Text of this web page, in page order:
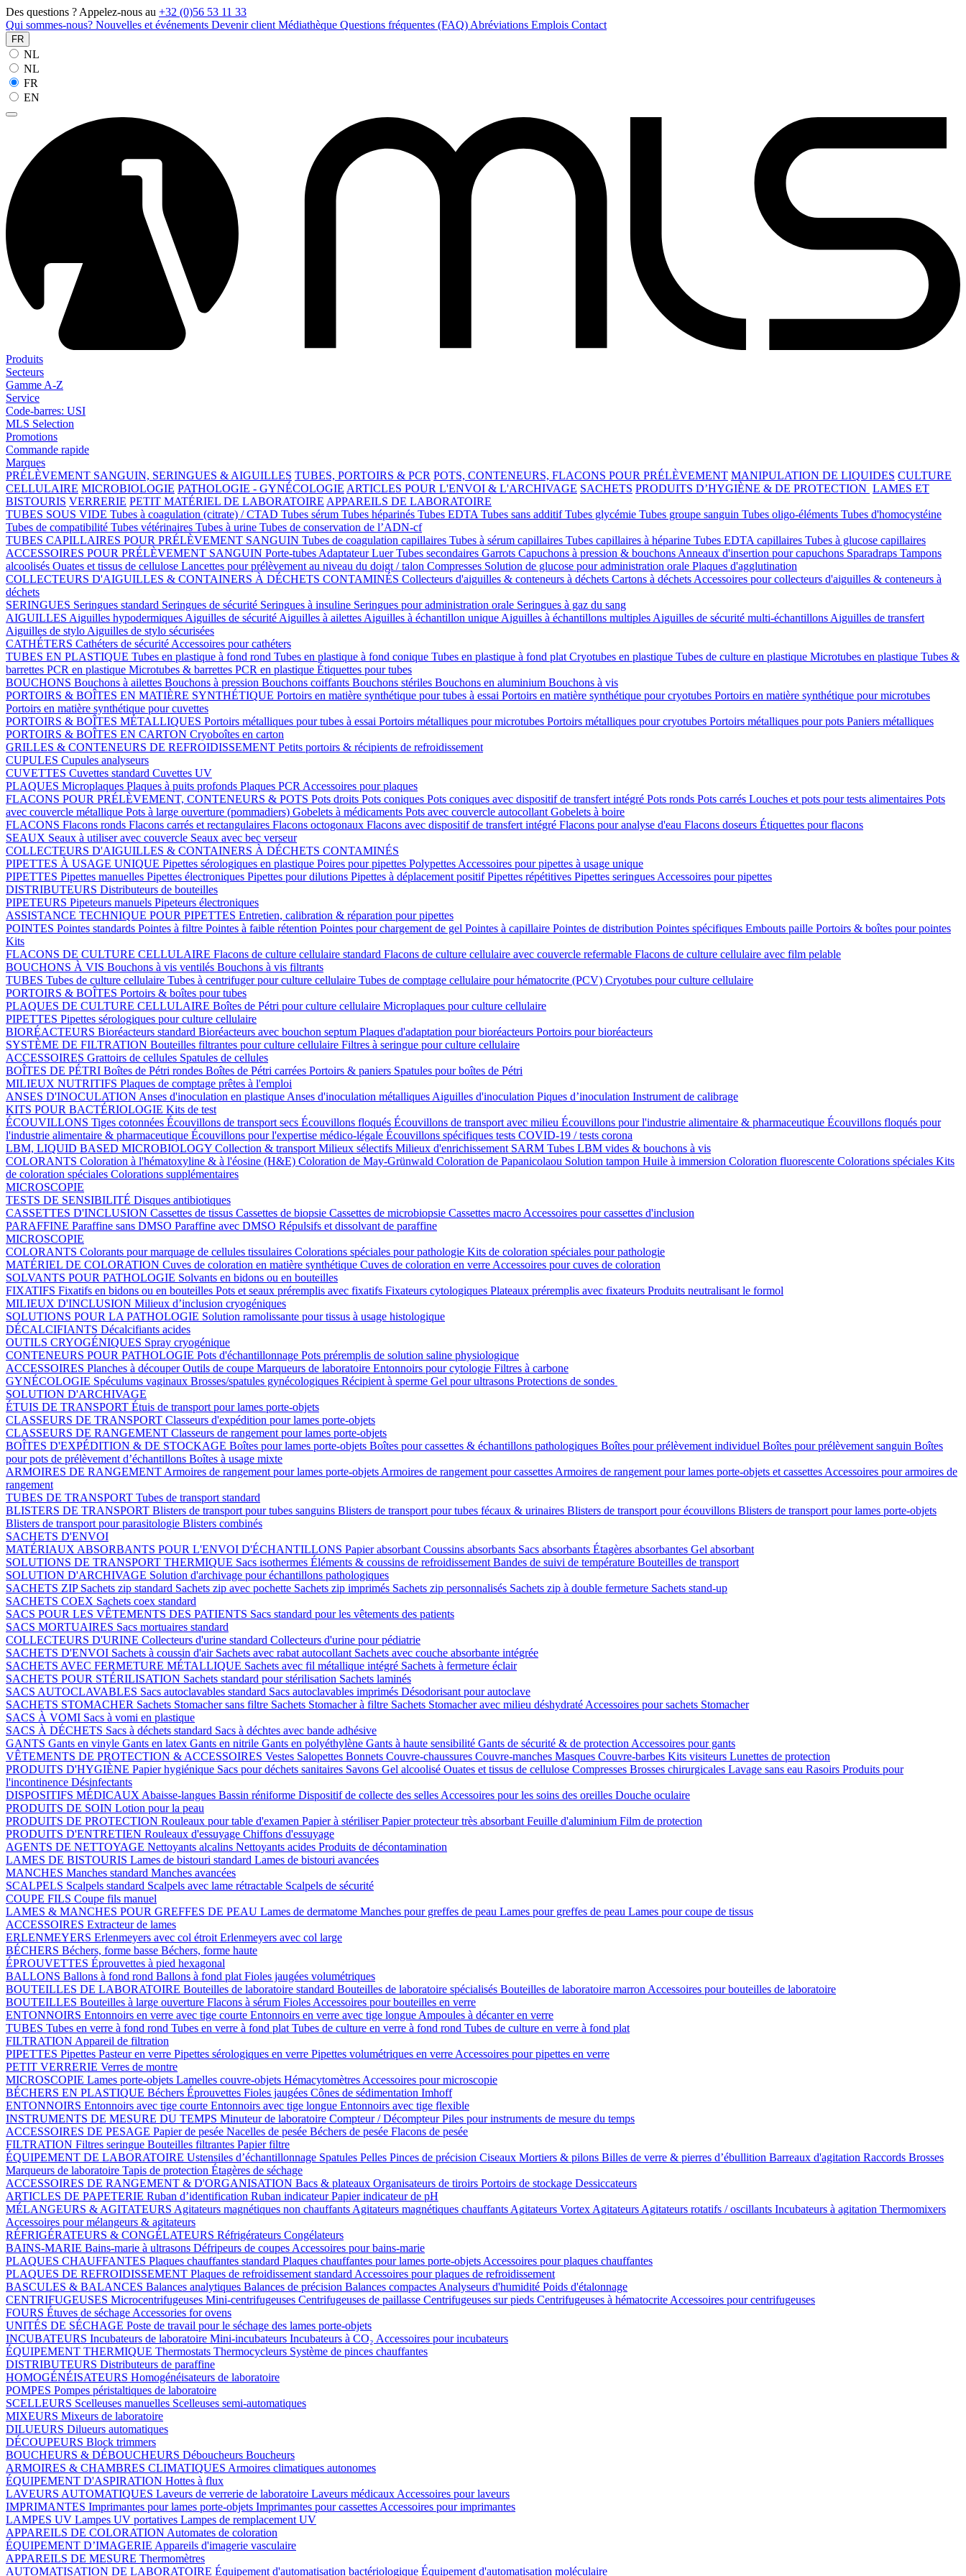
Des questions ? Appelez-nous au +32 (0)56 53 11 33
Qui sommes-nous? Nouvelles et événements Devenir client Médiathèque Questions fréquentes (FAQ) Abréviations Emplois Contact
FR
NL
NL
FR
EN
Produits
Secteurs
Gamme A-Z
Service
Code-barres: USI
MLS Selection
Promotions
Commande rapide
Marques
PRÉLÈVEMENT SANGUIN, SERINGUES & AIGUILLES TUBES, PORTOIRS & PCR POTS, CONTENEURS, FLACONS POUR PRÉLÈVEMENT MANIPULATION DE LIQUIDES CULTURE
CELLULAIRE MICROBIOLOGIE PATHOLOGIE - GYNÉCOLOGIE ARTICLES POUR L'ENVOI & L'ARCHIVAGE SACHETS PRODUITS D’HYGIÈNE & DE PROTECTION LAMES ET
BISTOURIS VERRERIE PETIT MATÉRIEL DE LABORATOIRE APPAREILS DE LABORATOIRE
TUBES SOUS VIDE Tubes à coagulation (citrate) / CTAD Tubes sérum Tubes héparinés Tubes EDTA Tubes sans additifTubes glycémie Tubes groupe sanguin Tubes oligo-éléments Tubes d'homocystéine
Tubes de compatibilité Tubes vétérinaires Tubes à urine Tubes de conservation de l’ADN-cf
TUBES CAPILLAIRES POUR PRÉLÈVEMENT SANGUIN Tubes de coagulation capillaires Tubes à sérum capillaires Tubes capillaires à héparine Tubes EDTA capillaires Tubes à glucose capillaires
ACCESSOIRES POUR PRÉLÈVEMENT SANGUIN Porte-tubes Adaptateur LuerTubes secondaires Garrots Capuchons à pression & bouchons Anneaux d'insertion pour capuchons Sparadraps Tampons
alcoolisés Ouates et tissus de cellulose Lancettes pour prélèvement au niveau du doigt / talon Compresses Solution de glucose pour administration orale Plaques d'agglutination
COLLECTEURS D'AIGUILLES & CONTAINERS À DÉCHETS CONTAMINÉS Collecteurs d'aiguilles & conteneurs à déchets Cartons à déchets Accessoires pour collecteurs d'aiguilles & conteneurs à
déchets
SERINGUES Seringues standard Seringues de sécurité Seringues à insuline Seringues pour administration orale Seringues à gaz du sang
AIGUILLES Aiguilles hypodermiques Aiguilles de sécurité Aiguilles à ailettes Aiguilles à échantillon unique Aiguilles à échantillons multiples Aiguilles de sécurité multi-échantillons Aiguilles de transfert
Aiguilles de stylo Aiguilles de stylo sécurisées
CATHÉTERS Cathéters de sécurité Accessoires pour cathéters
TUBES EN PLASTIQUE Tubes en plastique à fond rond Tubes en plastique à fond conique Tubes en plastique à fond plat Cryotubes en plastique Tubes de culture en plastique Microtubes en plastique Tubes &
barrettes PCR en plastique Microtubes & barrettes PCR en plastique Étiquettes pour tubes
BOUCHONS Bouchons à ailettes Bouchons à pression Bouchons coiffants Bouchons stériles Bouchons en aluminium Bouchons à vis
PORTOIRS & BOÎTES EN MATIÈRE SYNTHÉTIQUE Portoirs en matière synthétique pour tubes à essai Portoirs en matière synthétique pour cryotubes Portoirs en matière synthétique pour microtubes
Portoirs en matière synthétique pour cuvettes
PORTOIRS & BOÎTES MÉTALLIQUES Portoirs métalliques pour tubes à essai Portoirs métalliques pour microtubes Portoirs métalliques pour cryotubes Portoirs métalliques pour pots Paniers métalliques
PORTOIRS & BOÎTES EN CARTON Cryoboîtes en carton
GRILLES & CONTENEURS DE REFROIDISSEMENT Petits portoirs & récipients de refroidissement
CUPULES Cupules analyseurs
CUVETTES Cuvettes standard Cuvettes UV
PLAQUES Microplaques Plaques à puits profonds Plaques PCR Accessoires pour plaques
FLACONS POUR PRÉLÈVEMENT, CONTENEURS & POTS Pots droits Pots coniques Pots coniques avec dispositif de transfert intégré Pots ronds Pots carrés Louches et pots pour tests alimentaires Pots
avec couvercle métallique Pots à large ouverture (pommadiers) Gobelets à médicaments Pots avec couvercle autocollant Gobelets à boire
FLACONS Flacons ronds Flacons carrés et rectangulaires Flacons octogonaux Flacons avec dispositif de transfert intégré Flacons pour analyse d'eau Flacons doseurs Étiquettes pour flacons
SEAUX Seaux à utiliser avec couvercle Seaux avec bec verseur
COLLECTEURS D'AIGUILLES & CONTAINERS À DÉCHETS CONTAMINÉS
PIPETTES À USAGE UNIQUE Pipettes sérologiques en plastique Poires pour pipettes Polypettes Accessoires pour pipettes à usage unique
PIPETTES Pipettes manuelles Pipettes électroniques Pipettes pour dilutions Pipettes à déplacement positifPipettes répétitives Pipettes seringues Accessoires pour pipettes
DISTRIBUTEURS Distributeurs de bouteilles
PIPETEURS Pipeteurs manuels Pipeteurs électroniques
ASSISTANCE TECHNIQUE POUR PIPETTES Entretien, calibration & réparation pour pipettes
POINTES Pointes standards Pointes à filtre Pointes à faible rétention Pointes pour chargement de gel Pointes à capillaire Pointes de distribution Pointes spécifiques Embouts paille Portoirs & boîtes pour pointes
Kits
FLACONS DE CULTURE CELLULAIRE Flacons de culture cellulaire standard Flacons de culture cellulaire avec couvercle refermable Flacons de culture cellulaire avec film pelable
BOUCHONS À VIS Bouchons à vis ventilés Bouchons à vis filtrants
TUBES Tubes de culture cellulaire Tubes à centrifuger pour culture cellulaire Tubes de comptage cellulaire pour hématocrite (PCV) Cryotubes pour culture cellulaire
PORTOIRS & BOÎTES Portoirs & boîtes pour tubes
PLAQUES DE CULTURE CELLULAIRE Boîtes de Pétri pour culture cellulaire Microplaques pour culture cellulaire
PIPETTES Pipettes sérologiques pour culture cellulaire
BIORÉACTEURS Bioréacteurs standard Bioréacteurs avec bouchon septum Plaques d'adaptation pour bioréacteurs Portoirs pour bioréacteurs
SYSTÈME DE FILTRATION Bouteilles filtrantes pour culture cellulaire Filtres à seringue pour culture cellulaire
ACCESSOIRES Grattoirs de cellules Spatules de cellules
BOÎTES DE PÉTRI Boîtes de Pétri rondes Boîtes de Pétri carrées Portoirs & paniers Spatules pour boîtes de Pétri
MILIEUX NUTRITIFS Plaques de comptage prêtes à l'emploi
ANSES D'INOCULATION Anses d'inoculation en plastique Anses d'inoculation métalliques Aiguilles d'inoculation Piques d’inoculation Instrument de calibrage
KITS POUR BACTÉRIOLOGIE Kits de test
ÉCOUVILLONS Tiges cotonnées Écouvillons de transport secs Écouvillons floqués Écouvillons de transport avec milieu Écouvillons pour l'industrie alimentaire & pharmaceutique Écouvillons floqués pour
l'industrie alimentaire & pharmaceutique Écouvillons pour l'expertise médico-légale Écouvillons spécifiques tests COVID-19 / tests corona
LBM, LIQUID BASED MICROBIOLOGY Collection & transport Milieux sélectifs Milieux d'enrichissement SARM Tubes LBM vides & bouchons à vis
COLORANTS Coloration à l'hématoxyline & à l'éosine (H&E) Coloration de May-Grünwald Coloration de Papanicolaou Solution tampon Huile à immersion Coloration fluorescente Colorations spéciales Kits
de coloration spéciales Colorations supplémentaires
MICROSCOPIE
TESTS DE SENSIBILITÉ Disques antibiotiques
CASSETTES D'INCLUSION Cassettes de tissus Cassettes de biopsie Cassettes de microbiopsie Cassettes macro Accessoires pour cassettes d'inclusion
PARAFFINE Paraffine sans DMSO Paraffine avec DMSO Répulsifs et dissolvant de paraffine
MICROSCOPIE
COLORANTS Colorants pour marquage de cellules tissulaires Colorations spéciales pour pathologie Kits de coloration spéciales pour pathologie
MATÉRIEL DE COLORATION Cuves de coloration en matière synthétique Cuves de coloration en verre Accessoires pour cuves de coloration
SOLVANTS POUR PATHOLOGIE Solvants en bidons ou en bouteilles
FIXATIFS Fixatifs en bidons ou en bouteilles Pots et seaux préremplis avec fixatifs Fixateurs cytologiques Plateaux préremplis avec fixateurs Produits neutralisant le formol
MILIEUX D'INCLUSION Milieux d’inclusion cryogéniques
SOLUTIONS POUR LA PATHOLOGIE Solution ramolissante pour tissus à usage histologique
DÉCALCIFIANTS Décalcifiants acides
OUTILS CRYOGÉNIQUES Spray cryogénique
CONTENEURS POUR PATHOLOGIE Pots d'échantillonnage Pots préremplis de solution saline physiologique
ACCESSOIRES Planches à découperOutils de coupe Marqueurs de laboratoire Entonnoirs pour cytologie Filtres à carbone
GYNÉCOLOGIE Spéculums vaginaux Brosses/spatules gynécologiques Récipient à sperme Gel pour ultrasons Protections de sondes
SOLUTION D'ARCHIVAGE
ÉTUIS DE TRANSPORT Étuis de transport pour lames porte-objets
CLASSEURS DE TRANSPORT Classeurs d'expédition pour lames porte-objets
CLASSEURS DE RANGEMENT Classeurs de rangement pour lames porte-objets
BOÎTES D'EXPÉDITION & DE STOCKAGE Boîtes pour lames porte-objets Boîtes pour cassettes & échantillons pathologiques Boîtes pour prélèvement individuel Boîtes pour prélèvement sanguin Boîtes
pour pots de prélèvement d’échantillons Boîtes à usage mixte
ARMOIRES DE RANGEMENT Armoires de rangement pour lames porte-objets Armoires de rangement pour cassettes Armoires de rangement pour lames porte-objets et cassettes Accessoires pour armoires de
rangement
TUBES DE TRANSPORT Tubes de transport standard
BLISTERS DE TRANSPORT Blisters de transport pour tubes sanguins Blisters de transport pour tubes fécaux & urinaires Blisters de transport pour écouvillons Blisters de transport pour lames porte-objets
Blisters de transport pour parasitologie Blisters combinés
SACHETS D'ENVOI
MATÉRIAUX ABSORBANTS POUR L'ENVOI D'ÉCHANTILLONS Papier absorbant Coussins absorbants Sacs absorbants Étagères absorbantes Gel absorbant
SOLUTIONS DE TRANSPORT THERMIQUE Sacs isothermes Éléments & coussins de refroidissement Bandes de suivi de température Bouteilles de transport
SOLUTION D'ARCHIVAGE Solution d'archivage pour échantillons pathologiques
SACHETS ZIP Sachets zip standard Sachets zip avec pochette Sachets zip imprimés Sachets zip personnalisés Sachets zip à double fermeture Sachets stand-up
SACHETS COEX Sachets coex standard
SACS POUR LES VÊTEMENTS DES PATIENTS Sacs standard pour les vêtements des patients
SACS MORTUAIRES Sacs mortuaires standard
COLLECTEURS D'URINE Collecteurs d'urine standard Collecteurs d'urine pour pédiatrie
SACHETS D'ENVOI Sachets à coussin d'air Sachets avec rabat autocollant Sachets avec couche absorbante intégrée
SACHETS AVEC FERMETURE MÉTALLIQUE Sachets avec fil métallique intégré Sachets à fermeture éclair
SACHETS POUR STÉRILISATION Sachets standard pour stérilisation Sachets laminés
SACS AUTOCLAVABLES Sacs autoclavables standard Sacs autoclavables imprimés Désodorisant pour autoclave
SACHETS STOMACHER Sachets Stomacher sans filtre Sachets Stomacher à filtre Sachets Stomacher avec milieu déshydraté Accessoires pour sachets Stomacher
SACS À VOMI Sacs à vomi en plastique
SACS À DÉCHETS Sacs à déchets standard Sacs à déchtes avec bande adhésive
GANTS Gants en vinyle Gants en latex Gants en nitrile Gants en polyéthylène Gants à haute sensibilité Gants de sécurité & de protection Accessoires pour gants
VÊTEMENTS DE PROTECTION & ACCESSOIRES Vestes Salopettes Bonnets Couvre-chaussures Couvre-manches Masques Couvre-barbes Kits visiteurs Lunettes de protection
PRODUITS D'HYGIÈNE Papier hygiénique Sacs pour déchets sanitaires Savons Gel alcoolisé Ouates et tissus de cellulose Compresses Brosses chirurgicales Lavage sans eau Rasoirs Produits pour
l'incontinence Désinfectants
DISPOSITIFS MÉDICAUX Abaisse-langues Bassin réniforme Dispositif de collecte des selles Accessoires pour les soins des oreilles Douche oculaire
PRODUITS DE SOIN Lotion pour la peau
PRODUITS DE PROTECTION Rouleaux pour table d'examen Papier à stériliserPapier protecteur très absorbant Feuille d'aluminium Film de protection
PRODUITS D'ENTRETIEN Rouleaux d'essuyage Chiffons d'essuyage
AGENTS DE NETTOYAGE Nettoyants alcalins Nettoyants acides Produits de décontamination
LAMES DE BISTOURIS Lames de bistouri standard Lames de bistouri avancées
MANCHES Manches standard Manches avancées
SCALPELS Scalpels standard Scalpels avec lame rétractable Scalpels de sécurité
COUPE FILS Coupe fils manuel
LAMES & MANCHES POUR GREFFES DE PEAU Lames de dermatome Manches pour greffes de peau Lames pour greffes de peau Lames pour coupe de tissus
ACCESSOIRES Extracteur de lames
ERLENMEYERS Erlenmeyers avec col étroit Erlenmeyers avec col large
BÉCHERS Béchers, forme basse Béchers, forme haute
ÉPROUVETTES Éprouvettes à pied hexagonal
BALLONS Ballons à fond rond Ballons à fond plat Fioles jaugées volumétriques
BOUTEILLES DE LABORATOIRE Bouteilles de laboratoire standard Bouteilles de laboratoire spécialisés Bouteilles de laboratoire marron Accessoires pour bouteilles de laboratoire
BOUTEILLES Bouteilles à large ouverture Flacons à sérum Fioles Accessoires pour bouteilles en verre
ENTONNOIRS Entonnoirs en verre avec tige courte Entonnoirs en verre avec tige longue Ampoules à décanter en verre
TUBES Tubes en verre à fond rond Tubes en verre à fond plat Tubes de culture en verre à fond rond Tubes de culture en verre à fond plat
FILTRATION Appareil de filtration
PIPETTES Pipettes Pasteur en verre Pipettes sérologiques en verre Pipettes volumétriques en verre Accessoires pour pipettes en verre
PETIT VERRERIE Verres de montre
MICROSCOPIE Lames porte-objets Lamelles couvre-objets Hémacytomètres Accessoires pour microscopie
BÉCHERS EN PLASTIQUE Béchers Éprouvettes Fioles jaugées Cônes de sédimentation Imhoff
ENTONNOIRS Entonnoirs avec tige courte Entonnoirs avec tige longue Entonnoirs avec tige flexible
INSTRUMENTS DE MESURE DU TEMPS Minuteur de laboratoire Compteur / DécompteurPiles pour instruments de mesure du temps
ACCESSOIRES DE PESAGE Papier de pesée Nacelles de pesée Béchers de pesée Flacons de pesée
FILTRATION Filtres seringue Bouteilles filtrantes Papier filtre
ÉQUIPEMENT DE LABORATOIRE Ustensiles d’échantillonnage Spatules Pelles Pinces de précision Ciseaux Mortiers & pilons Billes de verre & pierres d’ébullition Barreaux d'agitation Raccords Brosses
Marqueurs de laboratoire Tapis de protection Étagères de séchage
ACCESSOIRES DE RANGEMENT & D'ORGANISATION Bacs & plateaux Organisateurs de tiroirs Portoirs de stockage Dessiccateurs
ARTICLES DE PAPETERIE Ruban d’identification Ruban indicateurPapier indicateur de pH
MÉLANGEURS & AGITATEURS Agitateurs magnétiques non chauffants Agitateurs magnétiques chauffants Agitateurs Vortex Agitateurs Agitateurs rotatifs / oscillants Incubateurs à agitation Thermomixers
Accessoires pour mélangeurs & agitateurs
RÉFRIGÉRATEURS & CONGÉLATEURS Réfrigérateurs Congélateurs
BAINS-MARIE Bains-marie à ultrasons Défripeurs de coupes Accessoires pour bains-marie
PLAQUES CHAUFFANTES Plaques chauffantes standard Plaques chauffantes pour lames porte-objets Accessoires pour plaques chauffantes
PLAQUES DE REFROIDISSEMENT Plaques de refroidissement standard Accessoires pour plaques de refroidissement
BASCULES & BALANCES Balances analytiques Balances de précision Balances compactes Analyseurs d'humidité Poids d'étalonnage
CENTRIFUGEUSES Microcentrifugeuses Mini-centrifugeuses Centrifugeuses de paillasse Centrifugeuses sur pieds Centrifugeuses à hématocrite Accessoires pour centrifugeuses
FOURS Étuves de séchage Accessories for ovens
UNITÉS DE SÉCHAGE Poste de travail pour le séchage des lames porte-objets
INCUBATEURS Incubateurs de laboratoire Mini-incubateurs Incubateurs à CO₂ Accessoires pour incubateurs
ÉQUIPEMENT THERMIQUE Thermostats Thermocycleurs Système de pinces chauffantes
DISTRIBUTEURS Distributeurs de paraffine
HOMOGÉNÉISATEURS Homogénéisateurs de laboratoire
POMPES Pompes péristaltiques de laboratoire
SCELLEURS Scelleuses manuelles Scelleuses semi-automatiques
MIXEURS Mixeurs de laboratoire
DILUEURS Dilueurs automatiques
DÉCOUPEURS Block trimmers
BOUCHEURS & DÉBOUCHEURS Déboucheurs Boucheurs
ARMOIRES & CHAMBRES CLIMATIQUES Armoires climatiques autonomes
ÉQUIPEMENT D'ASPIRATION Hottes à flux
LAVEURS AUTOMATIQUES Laveurs de verrerie de laboratoire Laveurs médicaux Accessoires pour laveurs
IMPRIMANTES Imprimantes pour lames porte-objets Imprimantes pour cassettes Accessoires pour imprimantes
LAMPES UV Lampes UV portatives Lampes de remplacement UV
APPAREILS DE COLORATION Automates de coloration
ÉQUIPEMENT D’IMAGERIE Appareils d'imagerie vasculaire
APPAREILS DE MESURE Thermomètres
AUTOMATISATION DE LABORATOIRE Équipement d'automatisation bactériologique Équipement d'automatisation moléculaire